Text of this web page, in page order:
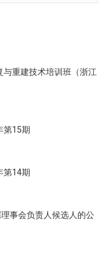
重建技术培训班（浙江
第15期
第14期
事会负责人候选人的公